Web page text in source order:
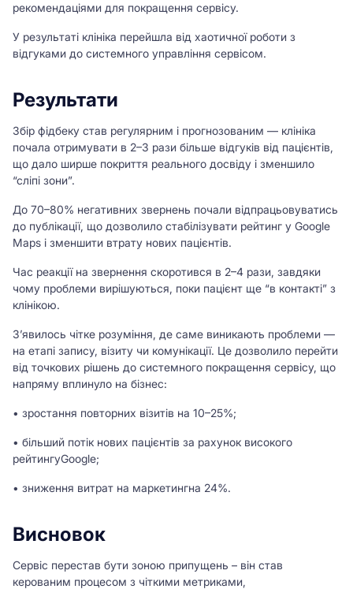
рекомендаціями для покращення сервісу.
У результаті клініка перейшла від хаотичної роботи з
відгуками до системного управління сервісом.
Результати
Збір фідбеку став регулярним і прогнозованим — клініка
почала отримувати в 2–3 рази більше відгуків від пацієнтів,
що дало ширше покриття реального досвіду і зменшило
“сліпі зони”.
До 70–80% негативних звернень почали відпрацьовуватись
до публікації, що дозволило стабілізувати рейтинг у Google
Maps і зменшити втрату нових пацієнтів.
Час реакції на звернення скоротився в 2–4 рази, завдяки
чому проблеми вирішуються, поки пацієнт ще “в контакті” з
клінікою.
Зʼявилось чітке розуміння, де саме виникають проблеми —
на етапі запису, візиту чи комунікації. Це дозволило перейти
від точкових рішень до системного покращення сервісу, що
напряму вплинуло на бізнес:
• зростання повторних візитів на 10–25%;
• більший потік нових пацієнтів за рахунок високого
рейтингуGoogle;
• зниження витрат на маркетингна 24%.
Висновок
Сервіс перестав бути зоною припущень – він став
керованим процесом з чіткими метриками,